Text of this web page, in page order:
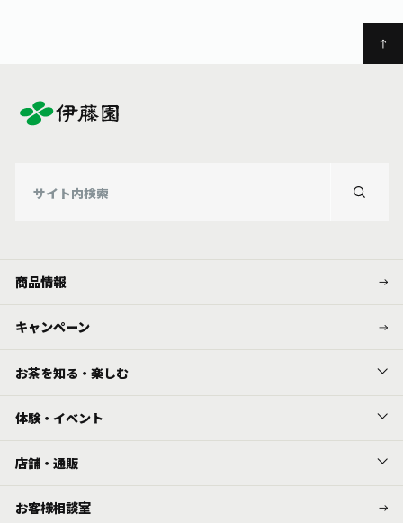
商品情報
キャンペーン
お茶を知る・楽しむ
体験・イベント
店舗・通販
お客様相談室